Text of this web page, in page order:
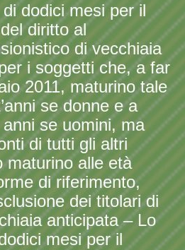
di dodici mesi per il
diritto al
di vecchiaia
i soggetti che, a far
2011, maturino tale
se donne e a
se uomini, ma
di tutti gli altri
maturino alle età
di riferimento,
dei titolari di
anticipata – Lo
mesi per il